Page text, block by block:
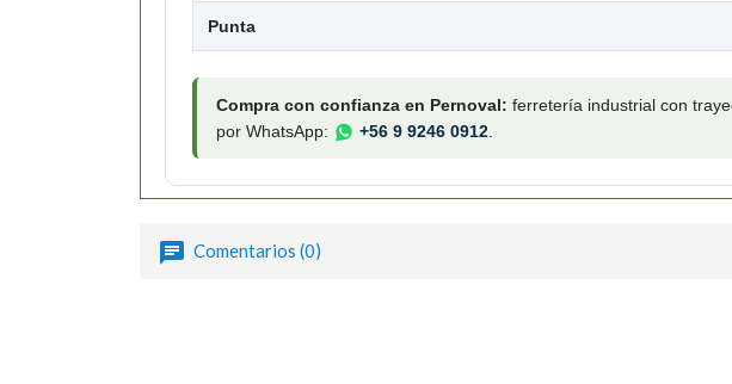
Punta
Compra con confianza en Pernoval: ferretería industrial con
por WhatsApp:
+56 9 9246 0912
Comentarios (0)